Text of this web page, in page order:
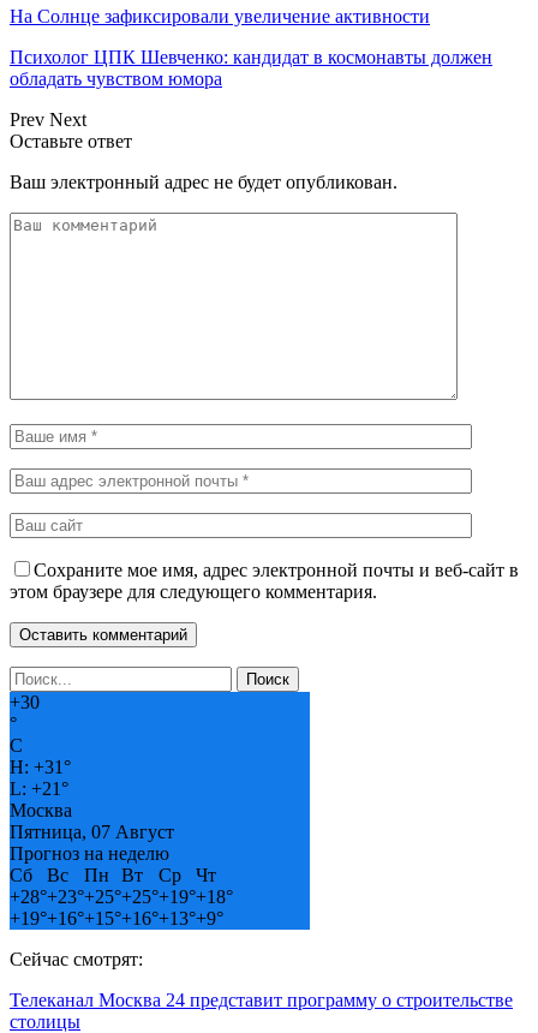
На Солнце зафиксировали увеличение активности
Психолог ЦПК Шевченко: кандидат в космонавты должен
обладать чувством юмора
Prev Next
Оставьте ответ
Ваш электронный адрес не будет опубликован.
Сохраните мое имя, адрес электронной почты и веб-сайт в
этом браузере для следующего комментария.
+30
°
C
H: +31°
L: +21°
Москва
Пятница, 07 Август
Прогноз на неделю
Сб
Вс Пн Вт Ср
Чт
+28°+23°+25°+25°+19°+18°
+19°+16°+15°+16°+13°+9°
Сейчас смотрят:
Телеканал Москва 24 представит программу о строительстве
столицы